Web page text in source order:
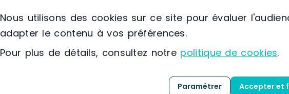
(paniers, séparateurs, broches, porte-étiquettes,
Équipement intérieur : mobilier d’accueil varié,
plusieurs formats, accessoires sanitaires adaptés
Nous utilisons des cookies sur ce site pour évaluer
adapter le contenu à vos préférences.
Pour plus de détails, consultez notre politique de cookies.
Paramétrer Accepter et